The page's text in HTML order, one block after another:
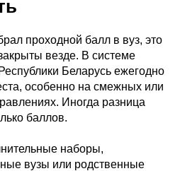
проходной балл в вуз, это
везде. В системе
Беларусь ежегодно
особенно на смежных или
Иногда разница
баллов.
наборы,
вузы или родственные